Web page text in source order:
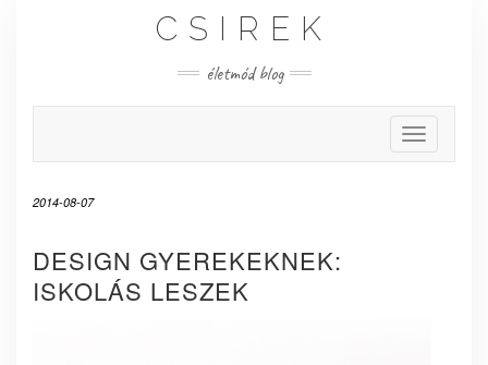
CSIREK
életmód blog
Toggle
2014-08-07
DESIGN GYEREKEKNEK:
ISKOLÁS LESZEK